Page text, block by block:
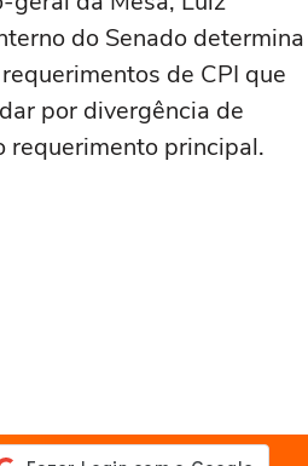
do Senado determina
de CPI que
por divergência de
requerimento principal.